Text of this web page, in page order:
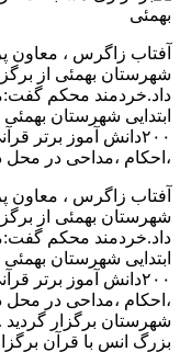
آفتاب زاگرس ،
شهرستان بهمئی از
داد.خردمند محکم
ابتدایی شهرستان
۲۰۰دانش آموز برتر
،احکام ،مداحی در محل
آفتاب زاگرس ،
شهرستان بهمئی از
داد.خردمند محکم
ابتدایی شهرستان
۲۰۰دانش آموز برتر
،احکام ،مداحی در
شهرستان برگزار
بزرگ انس با قرآن